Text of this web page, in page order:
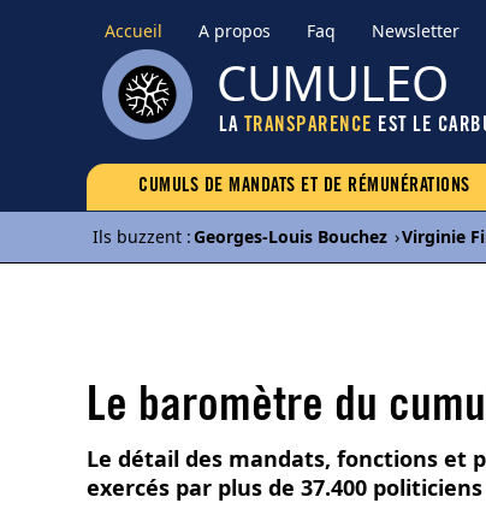
Accueil A propos Faq Newsletter
CUMULEO
LA TRANSPARENCE EST LE
CUMULS DE MANDATS ET DE RÉMUNÉRATIONS
Ils buzzent :Georges-Louis Bouchez ›Virginie
Le baromètre du
Le détail des mandats, fonctions et
exercés par plus de 37.400